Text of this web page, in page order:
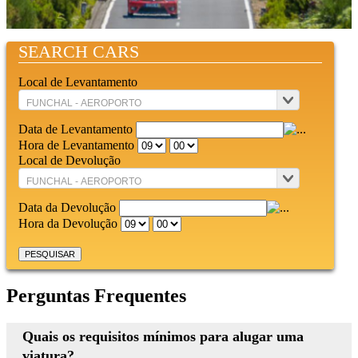
SEARCH CARS
Local de Levantamento
Data de Levantamento
Hora de Levantamento
Local de Devolução
Data da Devolução
Hora da Devolução
Perguntas Frequentes
Quais os requisitos mínimos para alugar uma